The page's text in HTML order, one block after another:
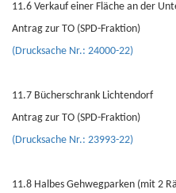
11.6 Verkauf einer Fläche an der
Antrag zur TO (SPD-Fraktion)
(Drucksache Nr.: 24000-22)
11.7 Bücherschrank Lichtendorf
Antrag zur TO (SPD-Fraktion)
(Drucksache Nr.: 23993-22)
11.8 Halbes Gehwegparken (mit 2